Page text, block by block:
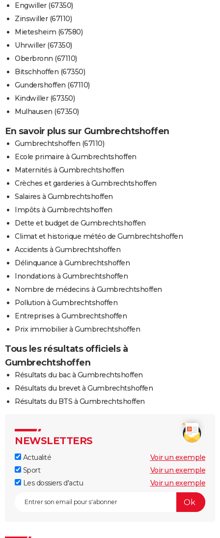
Engwiller (67350)
Zinswiller (67110)
Mietesheim (67580)
Uhrwiller (67350)
Oberbronn (67110)
Bitschhoffen (67350)
Gundershoffen (67110)
Kindwiller (67350)
Mulhausen (67350)
En savoir plus sur Gumbrechtshoffen
Gumbrechtshoffen (67110)
Ecole primaire à Gumbrechtshoffen
Maternités à Gumbrechtshoffen
Crèches et garderies à Gumbrechtshoffen
Salaires à Gumbrechtshoffen
Impôts à Gumbrechtshoffen
Dette et budget de Gumbrechtshoffen
Climat et historique météo de Gumbrechtshoffen
Accidents à Gumbrechtshoffen
Délinquance à Gumbrechtshoffen
Inondations à Gumbrechtshoffen
Nombre de médecins à Gumbrechtshoffen
Pollution à Gumbrechtshoffen
Entreprises à Gumbrechtshoffen
Prix immobilier à Gumbrechtshoffen
Tous les résultats officiels à
Gumbrechtshoffen
Résultats du bac à Gumbrechtshoffen
Résultats du brevet à Gumbrechtshoffen
Résultats du BTS à Gumbrechtshoffen
NEWSLETTERS
Actualité
Voir un exemple
Sport
Voir un exemple
Les dossiers d'actu
Voir un exemple